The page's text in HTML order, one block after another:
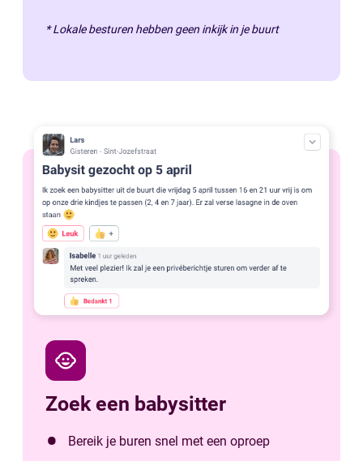
* Lokale besturen hebben geen inkijk in je buurt
child_care
Zoek een babysitter
Bereik je buren snel met een oproep